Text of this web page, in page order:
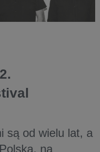
są od wielu lat, a
na